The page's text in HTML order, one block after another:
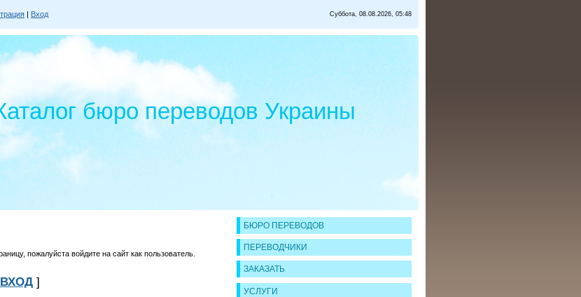
| Вход Суббота, 08.08.2026, 05:48
бюро переводов Украины
пожалуйста войдите на сайт как пользователь.
ВХОД]
БЮРО ПЕРЕВОДОВ
ПЕРЕВОДЧИКИ
ЗАКАЗАТЬ
УСЛУГИ